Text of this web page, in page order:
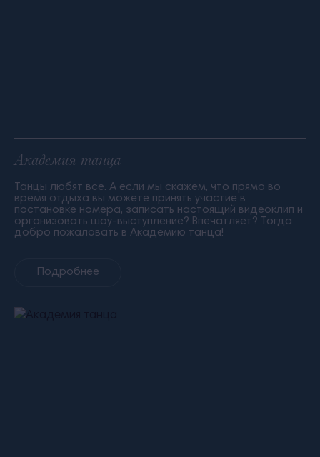
Академия танца
Танцы любят все. А если мы скажем, что прямо во
время отдыха вы можете принять участие в
постановке номера, записать настоящий видеоклип и
организовать шоу-выступление? Впечатляет? Тогда
добро пожаловать в Академию танца!
Подробнее